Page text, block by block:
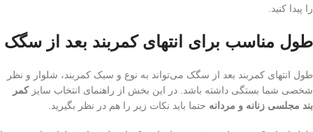
را پیدا کنید.
طول مناسب برای انتهای کمربند بعد از سگک
طول انتهای کمربند بعد از سگک می‌تواند به نوع و سبک کمربند، شلوار و نظر
شخصی شما بستگی داشته باشد. در این بخش از راهنمای انتخاب سایزکمر
بند مجلسی زنانه و مردانه حتما باید نکات زیر را هم در نظر بگیرید.